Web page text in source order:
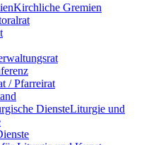
Kirchliche Gremien
/ Pfarreirat
Liturgie und